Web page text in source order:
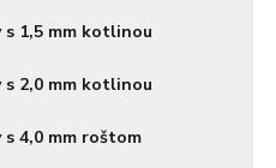
1,5 mm kotlinou
2,0 mm kotlinou
4,0 mm roštom